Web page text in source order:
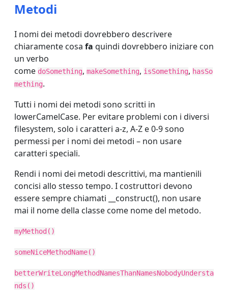
Metodi
I nomi dei metodi dovrebbero descrivere
chiaramente cosa fa quindi dovrebbero iniziare con
un verbo
come doSomething, makeSomething, isSomething, hasSo
mething.
Tutti i nomi dei metodi sono scritti in
lowerCamelCase. Per evitare problemi con i diversi
filesystem, solo i caratteri a-z, A-Z e 0-9 sono
permessi per i nomi dei metodi – non usare
caratteri speciali.
Rendi i nomi dei metodi descrittivi, ma mantienili
concisi allo stesso tempo. I costruttori devono
essere sempre chiamati __construct(), non usare
mai il nome della classe come nome del metodo.
myMethod()
someNiceMethodName()
betterWriteLongMethodNamesThanNamesNobodyUndersta
nds()